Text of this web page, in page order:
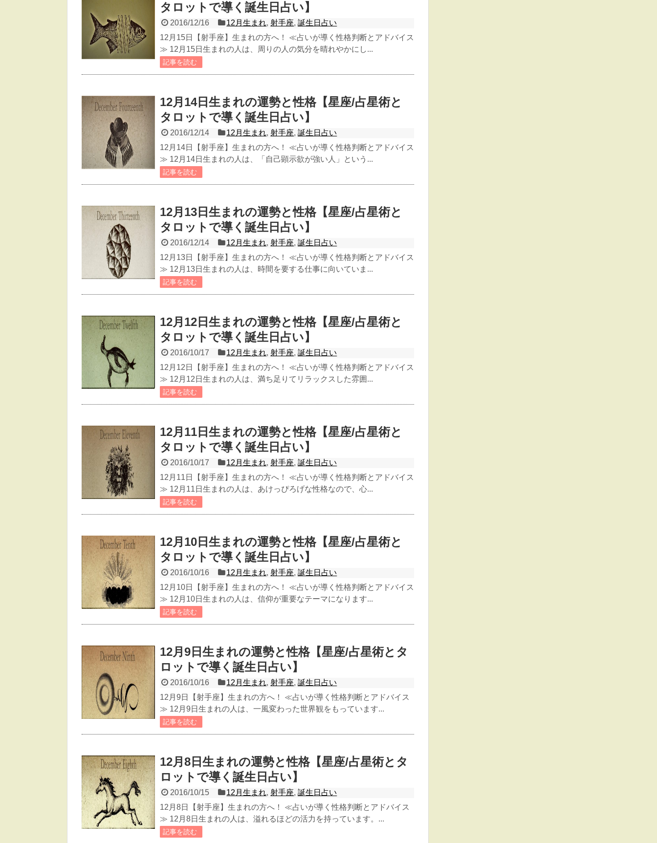
タロットで導く誕生日占い】
2016/12/16 12月生まれ,射手座,誕生日占い
12月15日【射手座】生まれの方へ！ ≪占いが導く性格判断とアドバイス
≫ 12月15日生まれの人は、周りの人の気分を晴れやかにし...
記事を読む
12月14日生まれの運勢と性格【星座/占星術と
タロットで導く誕生日占い】
2016/12/14 12月生まれ,射手座,誕生日占い
12月14日【射手座】生まれの方へ！ ≪占いが導く性格判断とアドバイス
≫ 12月14日生まれの人は、「自己顕示欲が強い人」という...
記事を読む
12月13日生まれの運勢と性格【星座/占星術と
タロットで導く誕生日占い】
2016/12/14 12月生まれ,射手座,誕生日占い
12月13日【射手座】生まれの方へ！ ≪占いが導く性格判断とアドバイス
≫ 12月13日生まれの人は、時間を要する仕事に向いていま...
記事を読む
12月12日生まれの運勢と性格【星座/占星術と
タロットで導く誕生日占い】
2016/10/17 12月生まれ,射手座,誕生日占い
12月12日【射手座】生まれの方へ！ ≪占いが導く性格判断とアドバイス
≫ 12月12日生まれの人は、満ち足りてリラックスした雰囲...
記事を読む
12月11日生まれの運勢と性格【星座/占星術と
タロットで導く誕生日占い】
2016/10/17 12月生まれ,射手座,誕生日占い
12月11日【射手座】生まれの方へ！ ≪占いが導く性格判断とアドバイス
≫ 12月11日生まれの人は、あけっぴろげな性格なので、心...
記事を読む
12月10日生まれの運勢と性格【星座/占星術と
タロットで導く誕生日占い】
2016/10/16 12月生まれ,射手座,誕生日占い
12月10日【射手座】生まれの方へ！ ≪占いが導く性格判断とアドバイス
≫ 12月10日生まれの人は、信仰が重要なテーマになります...
記事を読む
12月9日生まれの運勢と性格【星座/占星術とタ
ロットで導く誕生日占い】
2016/10/16 12月生まれ,射手座,誕生日占い
12月9日【射手座】生まれの方へ！ ≪占いが導く性格判断とアドバイス
≫ 12月9日生まれの人は、一風変わった世界観をもっています...
記事を読む
12月8日生まれの運勢と性格【星座/占星術とタ
ロットで導く誕生日占い】
2016/10/15 12月生まれ,射手座,誕生日占い
12月8日【射手座】生まれの方へ！ ≪占いが導く性格判断とアドバイス
≫ 12月8日生まれの人は、溢れるほどの活力を持っています。...
記事を読む